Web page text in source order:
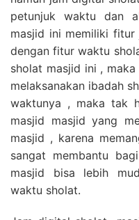
petunjuk waktu dan
masjid ini memiliki fitur
dengan fitur waktu
sholat masjid ini ,
melaksanakan ibadah
waktunya , maka tak
masjid masjid yang
masjid , karena
sangat membantu
masjid bisa lebih
waktu sholat.